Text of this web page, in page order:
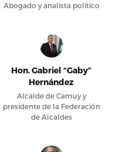
Abogado y analista político
Hon. Gabriel “Gaby”
Hernández
Alcalde de Camuy y
presidente de la Federación
de Alcaldes